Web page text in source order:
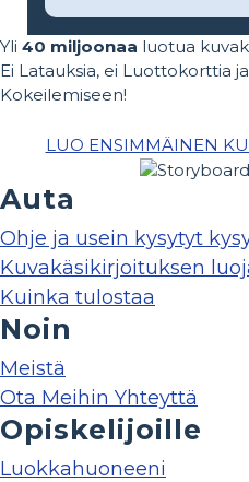
Yli 40 miljoonaa luotua
Ei Latauksia, ei Luottokorttia
Kokeilemiseen!
LUO ENSIMMÄINEN
Auta
Ohje ja usein kysytyt
Kuvakäsikirjoituksen
Kuinka tulostaa
Noin
Meistä
Ota Meihin Yhteyttä
Opiskelijoille
Luokkahuoneeni